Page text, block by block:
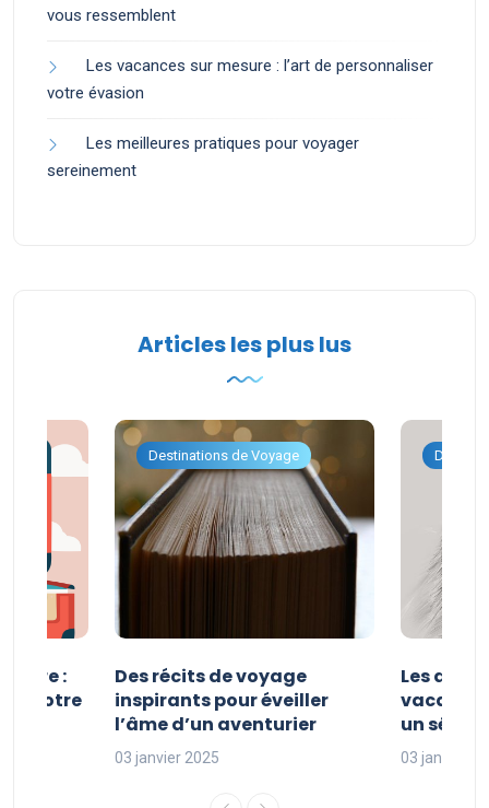
vous ressemblent
Les vacances sur mesure : l’art de personnaliser
votre évasion
Les meilleures pratiques pour voyager
sereinement
Articles les plus lus
:
votre
Destinations de Voyage
Des récits de voyage
inspirants pour éveiller
l’âme d’un aventurier
03 janvier 2025
Les
un
03 janvier